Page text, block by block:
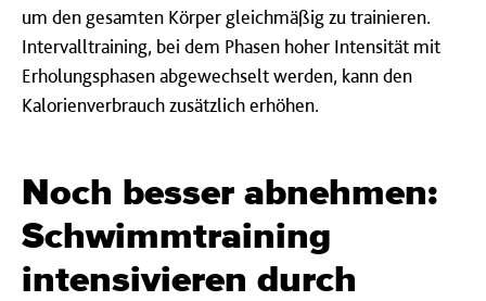
um den gesamten Körper gleichmäßig zu trainieren.
Intervalltraining, bei dem Phasen hoher Intensität mit
Erholungsphasen abgewechselt werden, kann den
Kalorienverbrauch zusätzlich erhöhen.
Noch besser abnehmen:
Schwimmtraining
intensivieren durch